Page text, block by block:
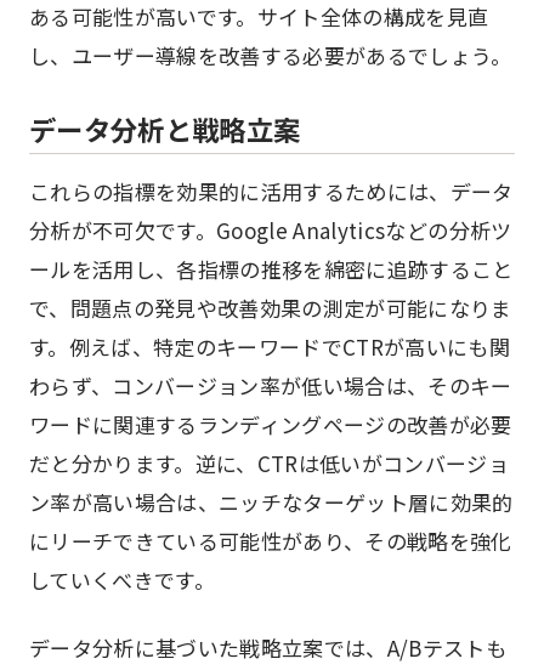
ある可能性が高いです。サイト全体の構成を見直
し、ユーザー導線を改善する必要があるでしょう。
データ分析と戦略立案
これらの指標を効果的に活用するためには、データ
分析が不可欠です。Google Analyticsなどの分析ツ
ールを活用し、各指標の推移を綿密に追跡すること
で、問題点の発見や改善効果の測定が可能になりま
す。例えば、特定のキーワードでCTRが高いにも関
わらず、コンバージョン率が低い場合は、そのキー
ワードに関連するランディングページの改善が必要
だと分かります。逆に、CTRは低いがコンバージョ
ン率が高い場合は、ニッチなターゲット層に効果的
にリーチできている可能性があり、その戦略を強化
していくべきです。
データ分析に基づいた戦略立案では、A/Bテストも